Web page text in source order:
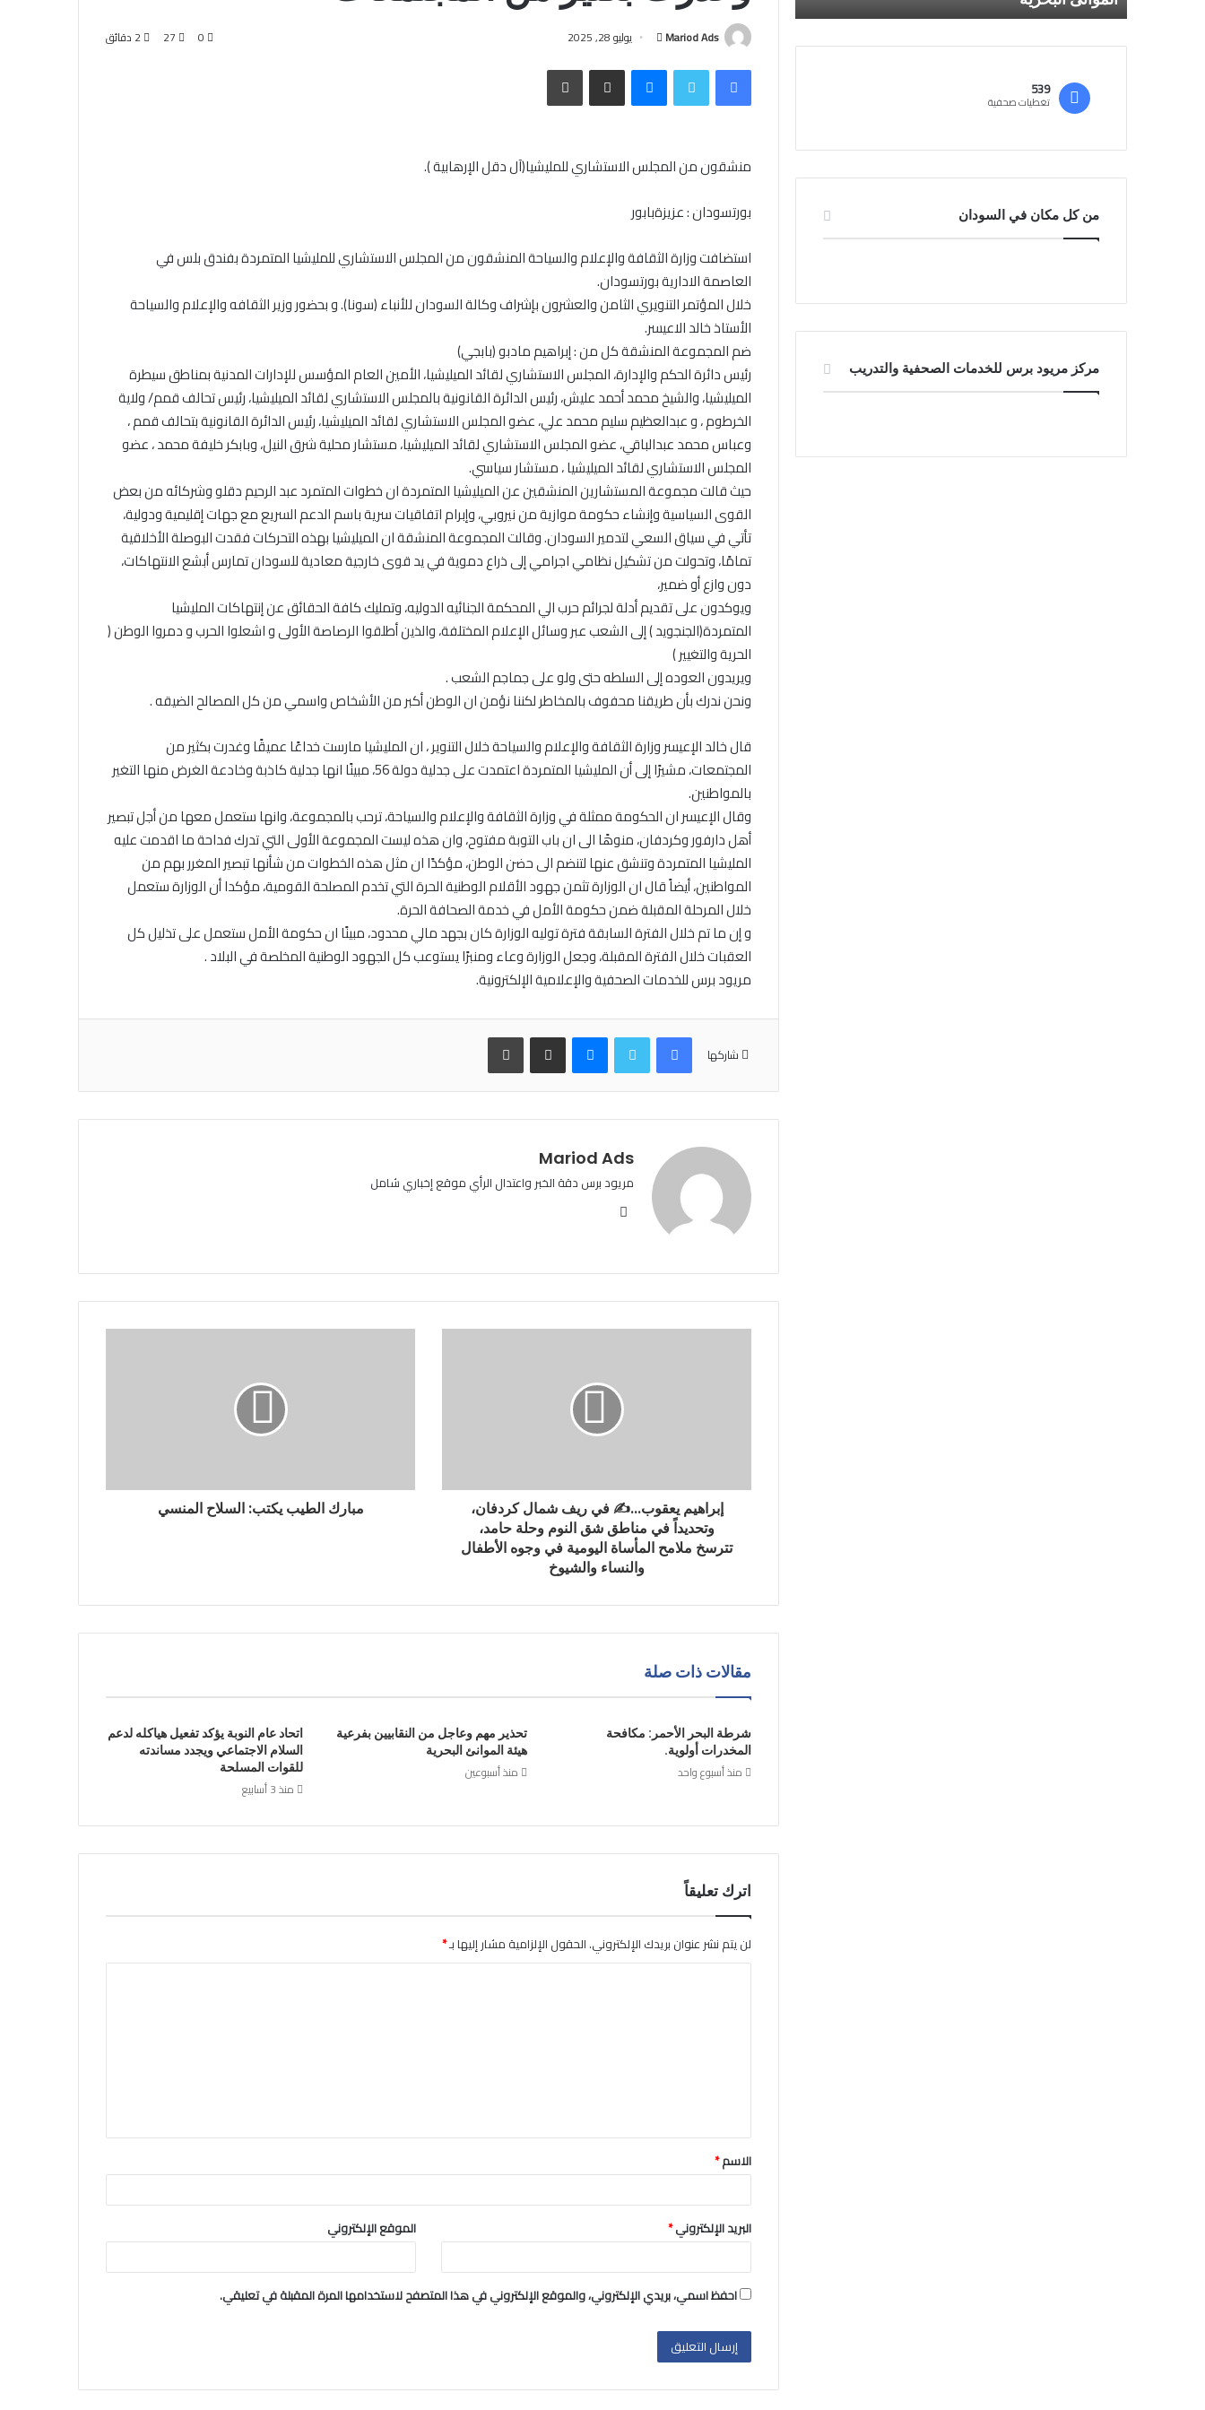
Mariod Ads
أرسل
إلكترونيا
يوليو 28, 2025 0
27
فيسبوكتويتر ماسنجر مشاركة عبر البريد طباعة
منشقون من المجلس الاستشاري للمليشيا(آل دقل الإرهابية ).
بورتسودان : عزيزةبابور
استضافت وزارة الثقافة والإعلام والسياحة المنشقون من المجلس الاستشاري للمليشيا المتمردة بفندق بلس في
العاصمة الادارية بورتسودان.
خلال المؤتمر التنويري الثامن والعشرون بإشراف وكالة السودان للأنباء (سونا). و بحضور وزير الثقافه والإعلام والسياحة
الأستاذ خالد الاعيسر.
ضم المجموعة المنشقة كل من : إبراهيم مادبو (بابجي)
رئيس دائرة الحكم والإدارة، المجلس الاستشاري لقائد الميليشيا، الأمين العام المؤسس للإدارات المدنية بمناطق سيطرة
الميليشيا، والشيخ محمد أحمد عليش، رئيس الدائرة القانونية بالمجلس الاستشاري لقائد الميليشيا، رئيس تحالف قمم/ ولاية
الخرطوم ، و عبدالعظيم سليم محمد علي، عضو المجلس الاستشاري لقائد الميليشيا، رئيس الدائرة القانونية بتحالف قمم ،
وعباس محمد عبدالباقي، عضو المجلس الاستشاري لقائد الميليشيا، مستشار محلية شرق النيل، وبابكر خليفة محمد ، عضو
المجلس الاستشاري لقائد الميليشيا ، مستشار سياسي.
حيث قالت مجموعة المستشارين المنشقين عن الميليشيا المتمردة ان خطوات المتمرد عبد الرحيم دقلو وشركائه من بعض
القوى السياسية وإنشاء حكومة موازية من نيروبي، وإبرام اتفاقيات سرية باسم الدعم السريع مع جهات إقليمية ودولية،
تأتي في سياق السعي لتدمير السودان. وقالت المجموعة المنشقة ان الميليشيا بهذه التحركات فقدت البوصلة الأخلاقية
تمامًا، وتحولت من تشكيل نظامي اجرامي إلى ذراع دموية في يد قوى خارجية معادية للسودان تمارس أبشع الانتهاكات،
دون وازع أو ضمير،
ويوكدون على تقديم أدلة لجرائم حرب الي المحكمة الجنائيه الدوليه، وتمليك كافة الحقائق عن إنتهاكات المليشيا
المتمردة(الجنجويد ) إلى الشعب عبر وسائل الإعلام المختلفة، والذين أطلقوا الرصاصة الأولى و اشعلوا الحرب و دمروا الوطن (
الحرية والتغيير )
ويريدون العوده إلى السلطه حتى ولو على جماجم الشعب .
ونحن ندرك بأن طريقنا محفوف بالمخاطر لكننا نؤمن ان الوطن أكبر من الأشخاص واسمي من كل المصالح الضيقه .
قال خالد الإعيسر وزارة الثقافة والإعلام والسياحة خلال التنوير ، ان المليشيا مارست خداعًا عميقًا وغدرت بكثير من
المجتمعات، مشيرًا إلى أن المليشيا المتمردة اعتمدت على جدلية دولة 56، مبينًا انها جدلية كاذبة وخادعة الغرض منها التغير
بالمواطنين.
وقال الإعيسر ان الحكومة ممثلة في وزارة الثقافة والإعلام والسياحة، ترحب بالمجموعة، وانها ستعمل معها من أجل تبصير
أهل دارفور وكردفان، منوهًا الى ان باب التوبة مفتوح، وان هذه ليست المجموعة الأولى التي تدرك فداحة ما اقدمت عليه
المليشيا المتمردة وتنشق عنها لتنضم الى حضن الوطن، مؤكدًا ان مثل هذه الخطوات من شأنها تبصير المغرر بهم من
المواطنين، أيضاً قال ان الوزارة تثمن جهود الأقلام الوطنية الحرة التي تخدم المصلحة القومية، مؤكدا أن الوزارة ستعمل
خلال المرحلة المقبلة ضمن حكومة الأمل في خدمة الصحافة الحرة.
و إن ما تم خلال الفترة السابقة فترة توليه الوزارة كان بجهد مالي محدود، مبينًا ان حكومة الأمل ستعمل على تذليل كل
العقبات خلال الفترة المقبلة، وجعل الوزارة وعاء ومنبرًا يستوعب كل الجهود الوطنية المخلصة في البلاد .
مريود برس للخدمات الصحفية والإعلامية الإلكترونية.
شاركها
فيسبوكتويتر ماسنجر مشاركة عبر البريد طباعة
Mariod Ads
مريود برس دقة الخبر واعتدال الرأي موقع إخباري شامل
إبراهيم يعقوب...✍️ في ريف شمال كردفان،
وتحديداً في مناطق شق النوم وحلة حامد،
تترسخ ملامح المأساة اليومية في وجوه الأطفال
والنساء والشيوخ
مبارك الطيب يكتب: السلاح المنسي
مقالات ذات صلة
شرطة البحر الأحمر: مكافحة
المخدرات أولوية.
منذ أسبوع واحد
تحذير مهم وعاجل من النقابيين بفرعية
هيئة الموانئ البحرية
منذ أسبوعين
اتحاد عام النوبة يؤكد تفعيل هياكله لدعم
السلام الاجتماعي ويجدد مساندته
للقوات المسلحة
منذ 3 أسابيع
اترك تعليقاً
لن يتم نشر عنوان بريدك الإلكتروني.الحقول الإلزامية مشار إليها بـ*
الاسم*
البريد الإلكتروني* الموقع الإلكتروني
احفظ اسمي، بريدي الإلكتروني، والموقع الإلكتروني في هذا المتصفح لاستخدامها المرة المقبلة في تعليقي.
الانتقالي
لتمكين
539
تغطيات صحفية
من كل مكان في السودان
مركز مريود برس للخدمات الصحفية والتدريب